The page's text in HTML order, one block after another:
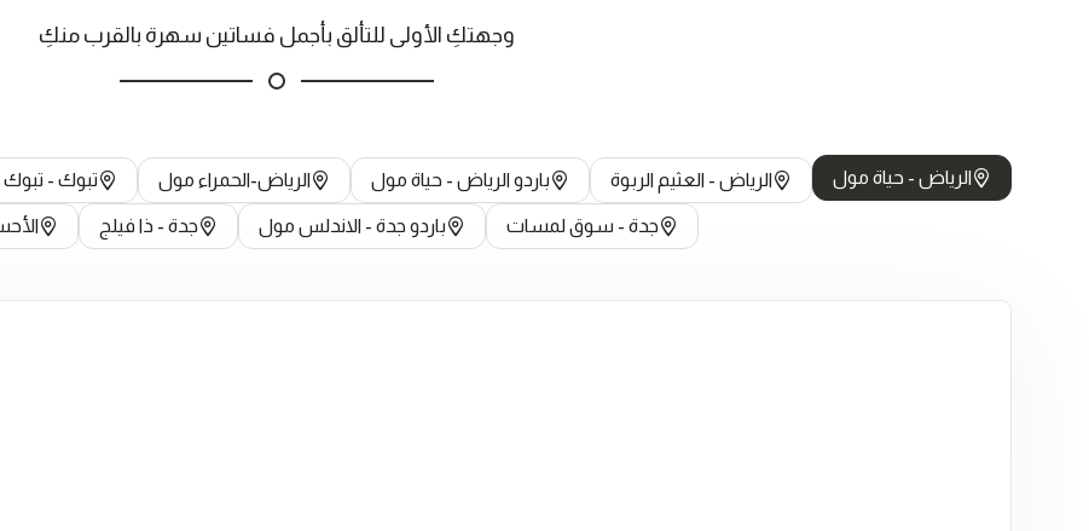
وجهتكِ الأولى للتألق بأجمل فساتين سهرة بالقرب منكِ
الرياض - حياة مول الرياض - العثيم الربوة باردو الرياض - حياة مول الرياض-الحمراء مول تبوك - تبوك
جدة - سوق لمسات باردو جدة - الاندلس مول جدة - ذا فيلج